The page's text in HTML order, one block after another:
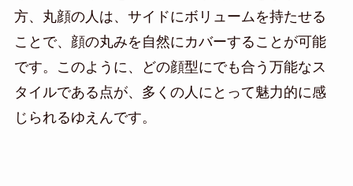
方、丸顔の人は、サイドにボリュームを持たせる
ことで、顔の丸みを自然にカバーすることが可能
です。このように、どの顔型にでも合う万能なス
タイルである点が、多くの人にとって魅力的に感
じられるゆえんです。